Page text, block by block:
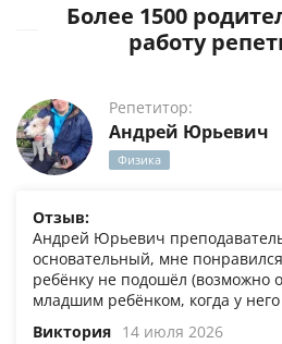
Более 1500
работу
Репетитор:
Андрей Юрьевич
Физика
Отзыв:
Андрей Юрьевич
основательный, мне
ребёнку не подошёл (возможно
младшим ребёнком, когда у
Виктория 14 июля 2026